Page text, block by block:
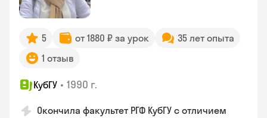
5 от 1880 ₽ за урок
35 лет опыта
1 отзыв
КубГУ • 1990 г.
Окончила факультет РГФ КубГУ с отличием